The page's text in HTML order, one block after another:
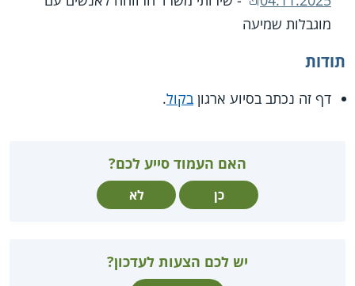
מוגבלות שמיעה
תודות
דף זה נכתב בסיוע ארגון בקול.
האם העמוד סייע לכם?
כן לא
יש לכם הצעות לעדכון?